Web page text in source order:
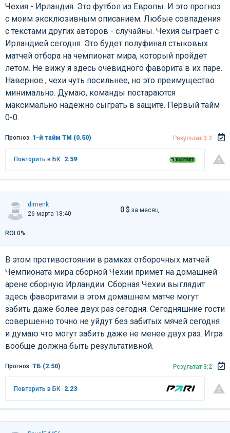
Чехия - Ирландия. Это футбол из Европы. И это прогноз
с моим эксклюзивным описанием. Любые совпадения
с текстами других авторов - случайны. Чехия сыграет с
Ирландией сегодня. Это будет полуфинал стыковых
матчей отбора на чемпионат мира, который пройдет
летом. Не вижу я здесь очевидного фаворита в их паре.
Наверное , чехи чуть посильнее, но это преимущество
минимально. Думаю, команды постараются
максимально надежно сыграть в защите. Первый тайм
0-0.
Прогноз: 1-й тайм ТМ (0.50) Результат 3:2
Повторить в БК 2.59
dimenk
26 марта 18:40
0 $ за месяц
ROI 0%
В этом противостоянии в рамках отборочных матчей
Чемпионата мира сборной Чехии примет на домашней
арене сборную Ирландии. Сборная Чехии выглядит
здесь фаворитами в этом домашнем матче могут
забить даже более двух раз сегодня. Сегодняшние гости
совершенно точно не уйдут без забитых мячей сегодня
и думаю что могут забить даже не менее двух раз. Игра
вообще должна быть результативной.
Прогноз: ТБ (2.50) Результат 3:2
Повторить в БК 2.23